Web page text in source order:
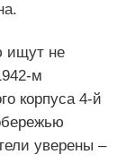
ищут не
м
корпуса 4-й
уверены –